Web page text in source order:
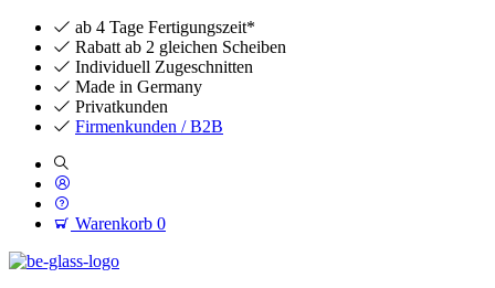
ab 4 Tage Fertigungszeit*
Rabatt ab 2 gleichen Scheiben
Individuell Zugeschnitten
Made in Germany
Privatkunden
Firmenkunden / B2B
Warenkorb 0